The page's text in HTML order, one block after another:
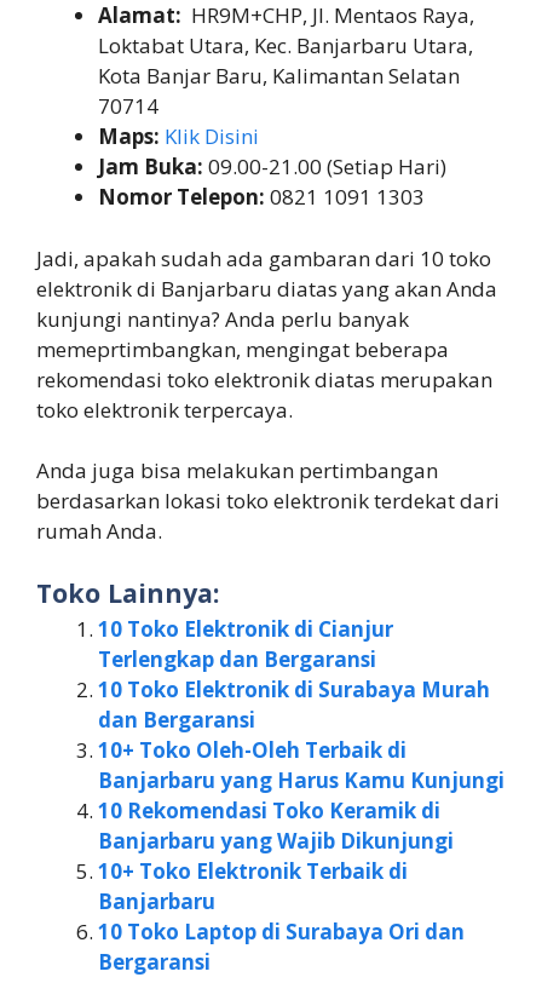
Alamat: HR9M+CHP, Jl. Mentaos Raya,
Loktabat Utara, Kec. Banjarbaru Utara,
Kota Banjar Baru, Kalimantan Selatan
70714
Maps: Klik Disini
Jam Buka: 09.00-21.00 (Setiap Hari)
Nomor Telepon: 0821 1091 1303
Jadi, apakah sudah ada gambaran dari 10 toko
elektronik di Banjarbaru diatas yang akan Anda
kunjungi nantinya? Anda perlu banyak
memeprtimbangkan, mengingat beberapa
rekomendasi toko elektronik diatas merupakan
toko elektronik terpercaya.
Anda juga bisa melakukan pertimbangan
berdasarkan lokasi toko elektronik terdekat dari
rumah Anda.
Toko Lainnya:
10 Toko Elektronik di Cianjur
Terlengkap dan Bergaransi
10 Toko Elektronik di Surabaya Murah
dan Bergaransi
10+ Toko Oleh-Oleh Terbaik di
Banjarbaru yang Harus Kamu Kunjungi
10 Rekomendasi Toko Keramik di
Banjarbaru yang Wajib Dikunjungi
10+ Toko Elektronik Terbaik di
Banjarbaru
10 Toko Laptop di Surabaya Ori dan
Bergaransi